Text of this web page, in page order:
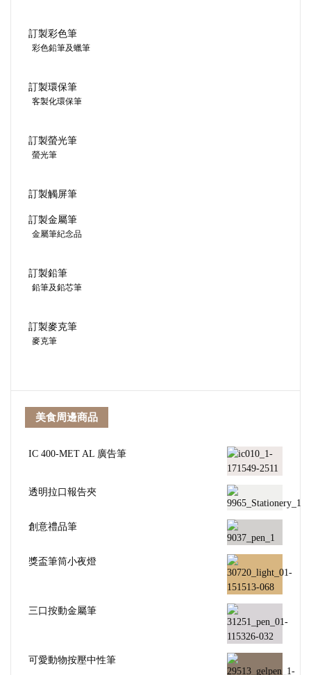
訂製彩色筆
彩色鉛筆及蠟筆
訂製環保筆
客製化環保筆
訂製螢光筆
螢光筆
訂製觸屏筆
訂製金屬筆
金屬筆紀念品
訂製鉛筆
鉛筆及鉛芯筆
訂製麥克筆
麥克筆
美食周邊商品
IC 400-MET AL 廣告筆
透明拉口報告夾
創意禮品筆
獎盃筆筒小夜燈
三口按動金屬筆
可愛動物按壓中性筆